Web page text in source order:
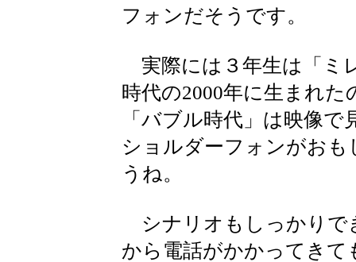
フォンだそうです。
実際には３年生は「ミ
時代の2000年に生まれた
「バブル時代」は映像
ショルダーフォンがお
うね。
シナリオもしっかりで
から電話がかかってき